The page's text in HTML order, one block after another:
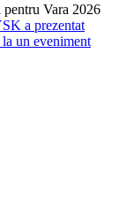
Vara 2026
a prezentat
un eveniment